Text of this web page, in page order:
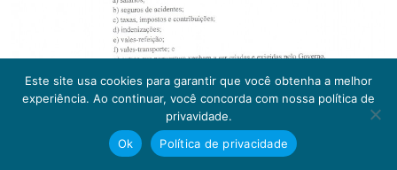
Este site usa cookies para garantir que você obtenha a melhor
experiência. Ao continuar, você concorda com nossa política de
privavidade.
Ok
Política de privacidade